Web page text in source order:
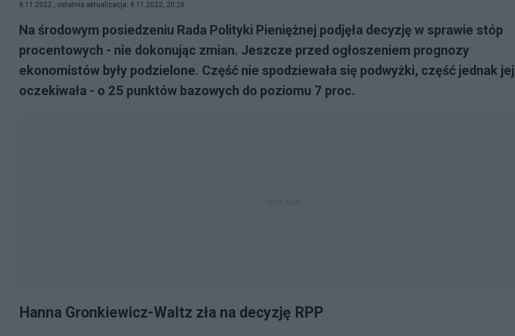
9.11.2022 , ostatnia aktualizacja: 9.11.2022, 20:26
Na środowym posiedzeniu Rada Polityki Pieniężnej podjęła decyzję w sprawie stóp
procentowych - nie dokonując zmian. Jeszcze przed ogłoszeniem prognozy
ekonomistów były podzielone. Część nie spodziewała się podwyżki, część jednak jej
oczekiwała - o 25 punktów bazowych do poziomu 7 proc.
Hanna Gronkiewicz-Waltz zła na decyzję RPP